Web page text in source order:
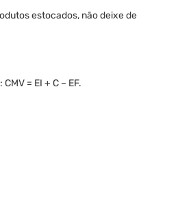
estocados, não deixe de
= EI + C – EF.